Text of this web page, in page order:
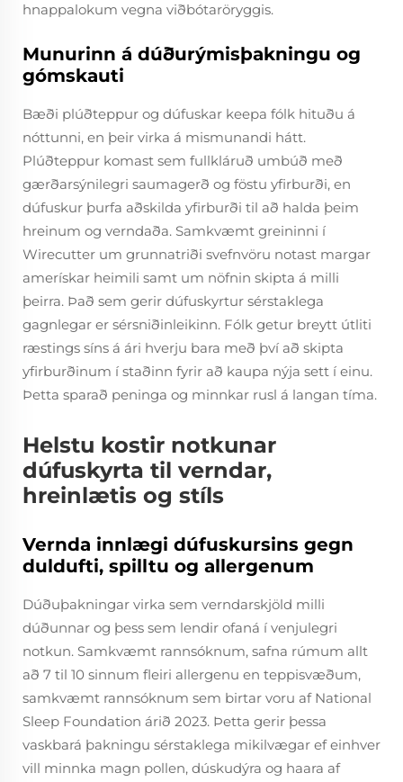
hnappalokum vegna viðbótaröryggis.
Munurinn á dúðurýmisþakningu og
gómskauti
Bæði plúðteppur og dúfuskar keepa fólk hituðu á
nóttunni, en þeir virka á mismunandi hátt.
Plúðteppur komast sem fullkláruð umbúð með
gærðarsýnilegri saumagerð og föstu yfirburði, en
dúfuskur þurfa aðskilda yfirburði til að halda þeim
hreinum og verndaða. Samkvæmt greininni í
Wirecutter um grunnatriði svefnvöru notast margar
amerískar heimili samt um nöfnin skipta á milli
þeirra. Það sem gerir dúfuskyrtur sérstaklega
gagnlegar er sérsniðinleikinn. Fólk getur breytt útliti
ræstings síns á ári hverju bara með því að skipta
yfirburðinum í staðinn fyrir að kaupa nýja sett í einu.
Þetta sparað peninga og minnkar rusl á langan tíma.
Helstu kostir notkunar
dúfuskyrta til verndar,
hreinlætis og stíls
Vernda innlægi dúfuskursins gegn
duldufti, spilltu og allergenum
Dúðuþakningar virka sem verndarskjöld milli
dúðunnar og þess sem lendir ofaná í venjulegri
notkun. Samkvæmt rannsóknum, safna rúmum allt
að 7 til 10 sinnum fleiri allergenu en teppisvæðum,
samkvæmt rannsóknum sem birtar voru af National
Sleep Foundation árið 2023. Þetta gerir þessa
vaskbará þakningu sérstaklega mikilvægar ef einhver
vill minnka magn pollen, dúskudýra og haara af